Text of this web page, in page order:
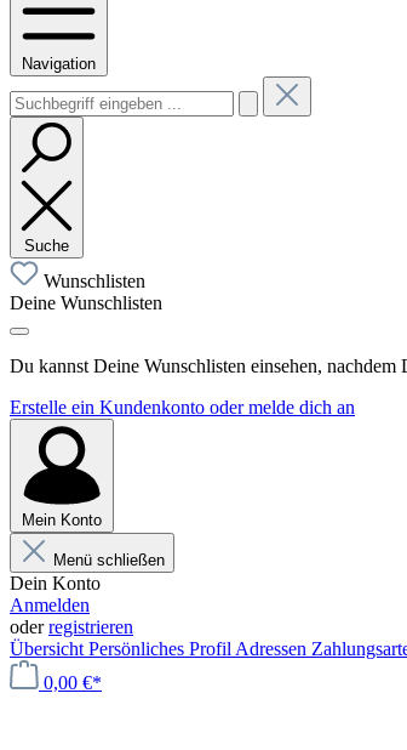
Navigation
Suche
Wunschlisten
Deine Wunschlisten
Du kannst Deine Wunschlisten einsehen,
Erstelle ein Kundenkonto oder melde dich an
Mein Konto
Menü schließen
Dein Konto
Anmelden
oderregistrieren
Übersicht Persönliches Profil Adressen
0,00 €*